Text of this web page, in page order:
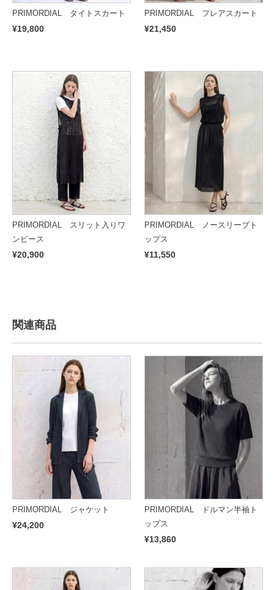
PRIMORDIAL タイトスカート
¥19,800
PRIMORDIAL フレアスカート
¥21,450
PRIMORDIAL スリット入りワ
ンピース
¥20,900
PRIMORDIAL ノースリーブト
ップス
¥11,550
関連商品
PRIMORDIAL ジャケット
¥24,200
PRIMORDIAL ドルマン半袖ト
ップス
¥13,860